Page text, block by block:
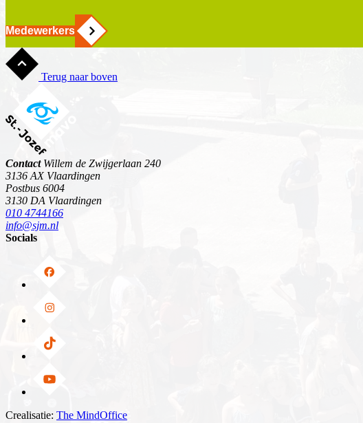
Medewerkers
Terug naar boven
ContactWillem de Zwijgerlaan 240
3136 AX Vlaardingen
Postbus 6004
3130 DA Vlaardingen
010 4744166
info@sjm.nl
Socials
Crealisatie: The MindOffice